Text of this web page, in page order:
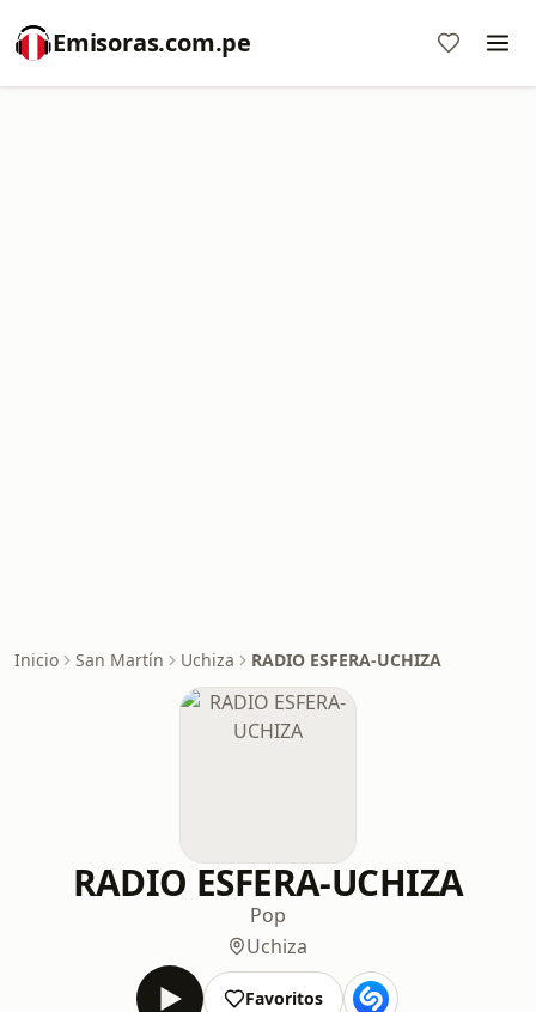
Emisoras.com.pe
Inicio San Martín Uchiza RADIO ESFERA-UCHIZA
RADIO ESFERA-UCHIZA
Pop
Uchiza
Favoritos